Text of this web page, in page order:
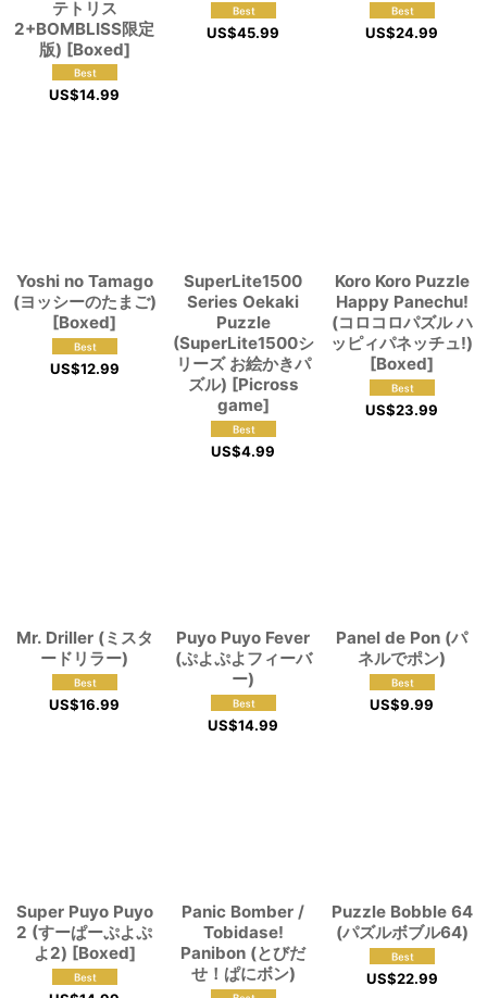
テトリス
2+BOMBLISS限定
版) [Boxed]
US$14.99
US$45.99 US$24.99
Yoshi no Tamago
(ヨッシーのたまご)
[Boxed]
US$12.99
SuperLite1500
Series Oekaki
Puzzle
(SuperLite1500シ
リーズ お絵かきパ
ズル) [Picross
game]
US$4.99
Koro Koro Puzzle
Happy Panechu!
(コロコロパズル ハ
ッピィパネッチュ!)
[Boxed]
US$23.99
Mr. Driller (ミスタ
ードリラー)
US$16.99
Puyo Puyo Fever
(ぷよぷよフィーバ
ー)
US$14.99
Panel de Pon (パ
ネルでポン)
US$9.99
Super Puyo Puyo
2 (すーぱーぷよぷ
よ2) [Boxed]
Panic Bomber /
Tobidase!
Panibon (とびだ
せ！ぱにボン)
Puzzle Bobble 64
(パズルボブル64)
US$22.99